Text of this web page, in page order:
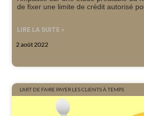
de fixer une limite de crédit autorisé
LIRE LA SUITE »
2 août 2022
L'ART DE FAIRE PAYER LES CLIENTS À TEMPS